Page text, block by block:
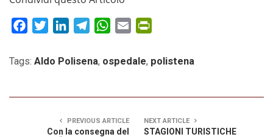
FacebookTwitterLinkedInTelegramWhatsApp
Email
Tags: Aldo Polisena, ospedale, polistena
PREVIOUS ARTICLE
Con la consegna del
NEXT ARTICLE
STAGIONI TURISTICHE